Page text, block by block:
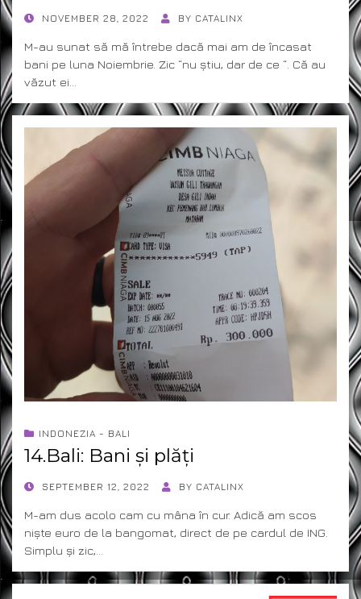
POSTEDNOVEMBER 28, 2022 BY CATALINX
M-au sunat să mă întrebe dacă mai am de încasat
bani pe luna Noiembrie. Zic “nu știu, dar de ce “. Că au
văzut ei…
INDONEZIA - BALI
14.Bali: Bani și plăți
POSTEDSEPTEMBER 12, 2022 BY CATALINX
M-am dus acolo cam cu mâna în cur. Adică am scos
niște euro de la bangomat, direct de pe cardul de ING.
Simplu și zic,…